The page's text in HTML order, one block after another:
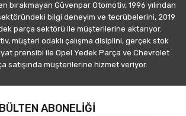
bırakmayan Güvenpar Otomotiv, 1996 yılından
bilgi deneyim ve tecrübelerini, 2019
parça sektörü ile müşterilerine aktarıyor.
müşteri odaklı çalışma disiplini, gerçek stok
prensibi ile Opel Yedek Parça ve Chevrolet
satışında müşterilerine hizmet veriyor.
ABONELİĞİ